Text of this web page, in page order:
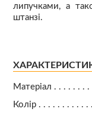
липучками, а
штанзі.
Матеріал
Колір